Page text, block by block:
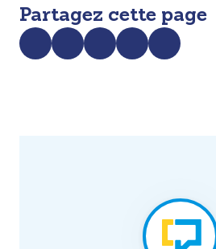
Partagez cette page